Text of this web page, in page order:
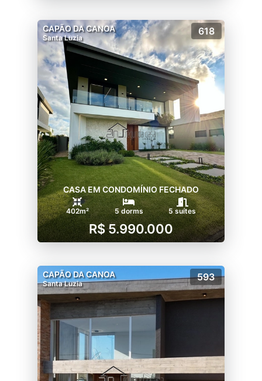
CAPÃO DA CANOA
Santa Luzia
618
CASA EM CONDOMÍNIO FECHADO
402m² 5 dorms 5 suítes
R$ 5.990.000
CAPÃO DA CANOA
Santa Luzia
593